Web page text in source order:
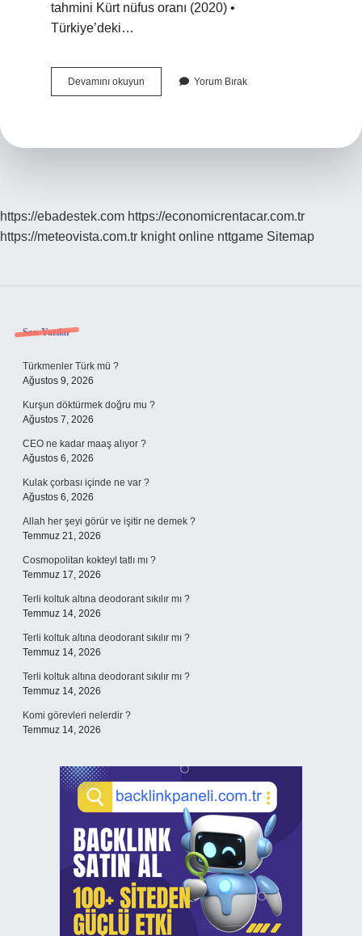
tahmini Kürt nüfus oranı (2020) •
Türkiye’deki…
Devamını okuyun
Kaç
Yorum Bırak
https://ebadestek.com https://economicrentacar.com.tr
https://meteovista.com.tr knight online nttgame Sitemap
Sidebar
Son Yazılar
Türkmenler Türk mü ?
Ağustos 9, 2026
Kurşun döktürmek doğru mu ?
Ağustos 7, 2026
CEO ne kadar maaş alıyor ?
Ağustos 6, 2026
Kulak çorbası içinde ne var ?
Ağustos 6, 2026
Allah her şeyi görür ve işitir ne demek ?
Temmuz 21, 2026
Cosmopolitan kokteyl tatlı mı ?
Temmuz 17, 2026
Terli koltuk altına deodorant sıkılır mı ?
Temmuz 14, 2026
Terli koltuk altına deodorant sıkılır mı ?
Temmuz 14, 2026
Terli koltuk altına deodorant sıkılır mı ?
Temmuz 14, 2026
Komi görevleri nelerdir ?
Temmuz 14, 2026